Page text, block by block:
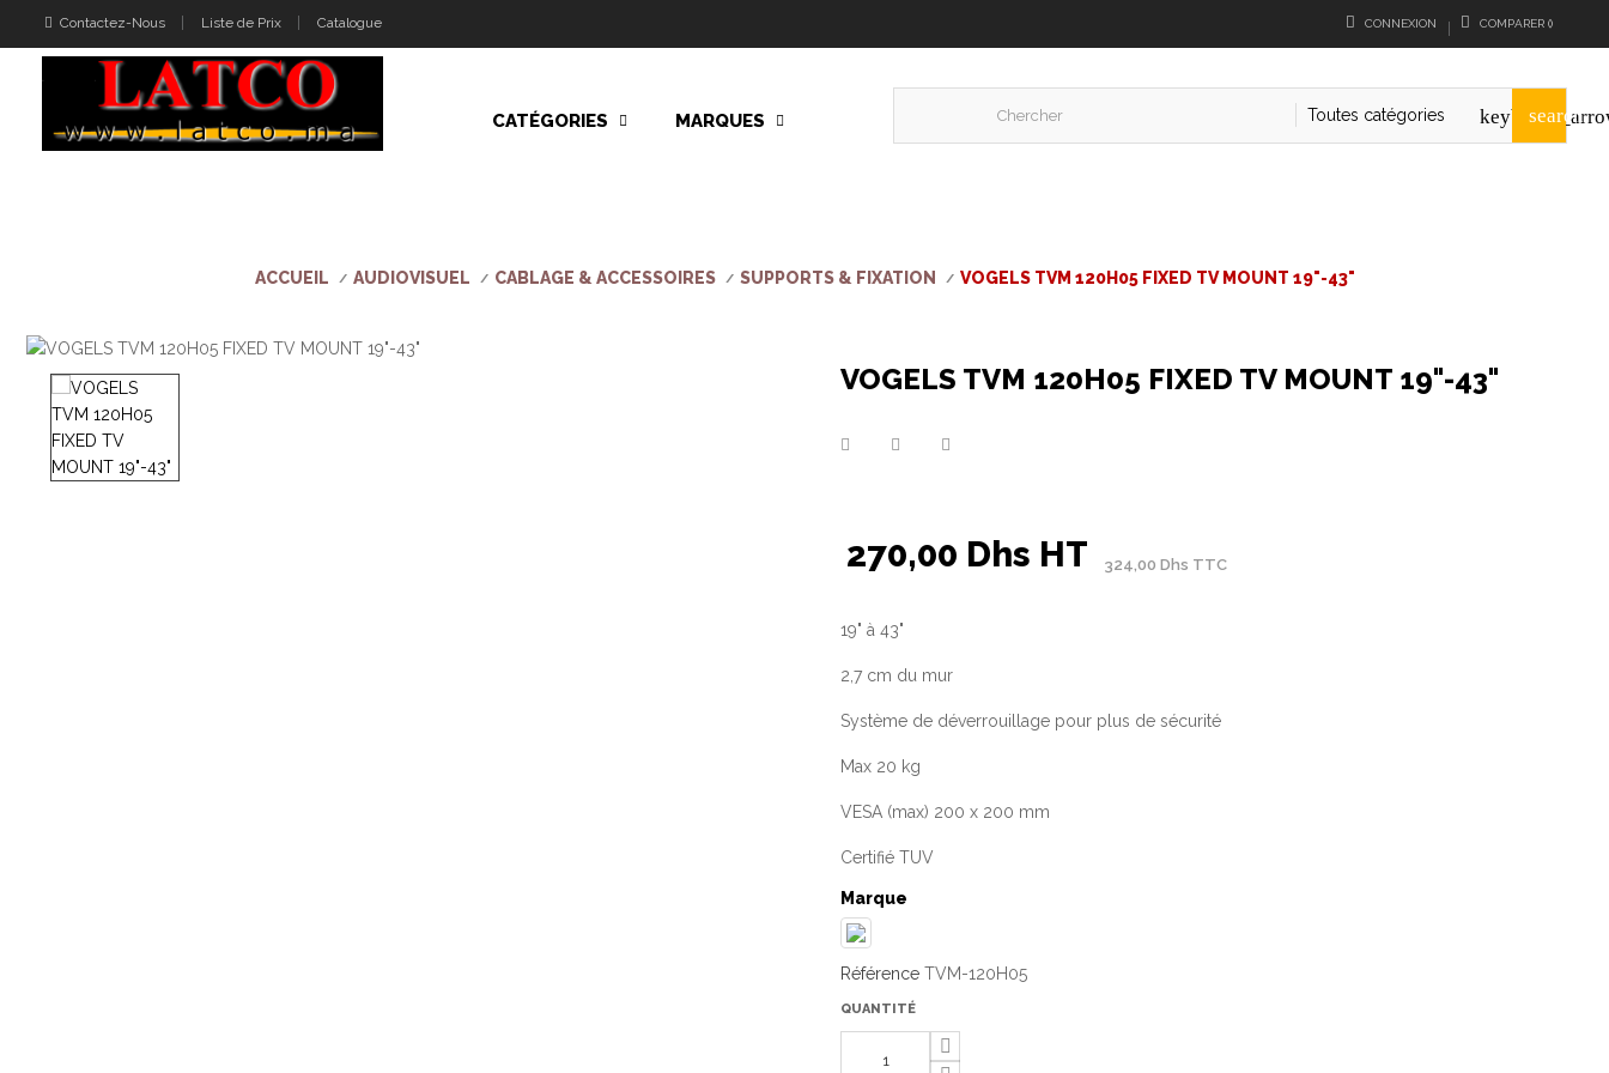
Contactez-Nous Liste de Prix Catalogue CONNEXION COMPARER ()
CATÉGORIES MARQUES Toutes catégories search
ACCUEIL AUDIOVISUEL CABLAGE & ACCESSOIRES SUPPORTS & FIXATION VOGELS TVM 120H05 FIXED TV MOUNT 19"-43"
VOGELS TVM 120H05 FIXED TV MOUNT 19"-43"
270,00 Dhs HT 324,00 Dhs TTC
19" à 43"
2,7 cm du mur
Système de déverrouillage pour plus de sécurité
Max 20 kg
VESA (max) 200 x 200 mm
Certifié TUV
Marque
Référence TVM-120H05
QUANTITÉ